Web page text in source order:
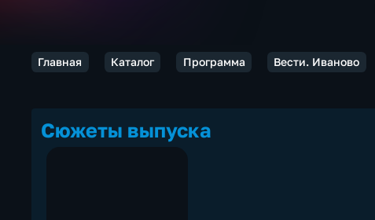
Главная Каталог Программа Вести. Иваново
Сюжеты выпуска